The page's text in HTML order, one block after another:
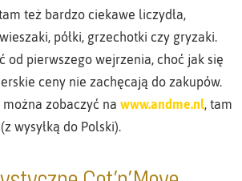
też bardzo ciekawe liczydła,
półki, grzechotki czy gryzaki.
od pierwszego wejrzenia, choć jak się
ceny nie zachęcają do zakupów.
zobaczyć na www.andme.nl, tam
wysyłką do Polski).